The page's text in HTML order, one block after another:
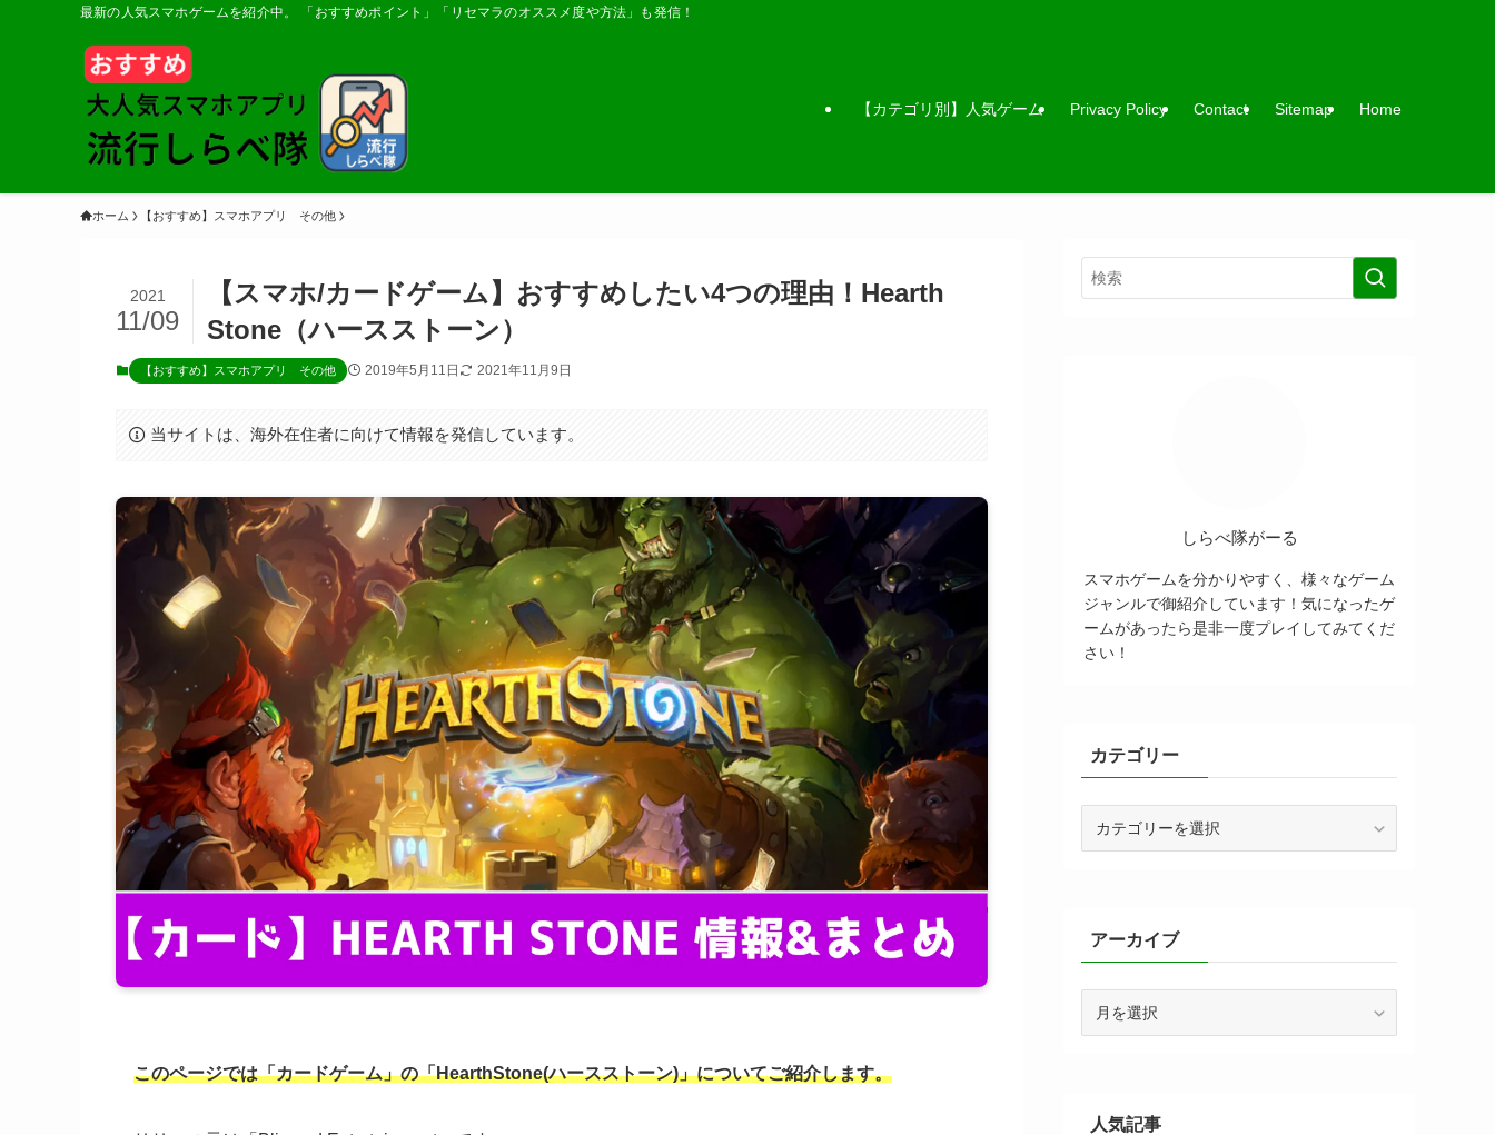
最新の人気スマホゲームを紹介中。 「おすすめポイント」「リセマラのオススメ度や方法」も発信！
【カテゴリ別】人気ゲーム Privacy Policy Contact Sitemap Home
ホーム 【おすすめ】スマホアプリ その他
【スマホ/カードゲーム】おすすめしたい4つの理由！Hearth
Stone（ハースストーン）
2021
11/09
【おすすめ】スマホアプリ その他 2019年5月11日 2021年11月9日
当サイトは、海外在住者に向けて情報を発信しています。
このページでは「カードゲーム」の「HearthStone(ハースストーン)」についてご紹介します。
しらべ隊がーる
スマホゲームを分かりやすく、様々なゲーム
ジャンルで御紹介しています！気になったゲ
ームがあったら是非一度プレイしてみてくだ
さい！
カテゴリー
アーカイブ
人気記事